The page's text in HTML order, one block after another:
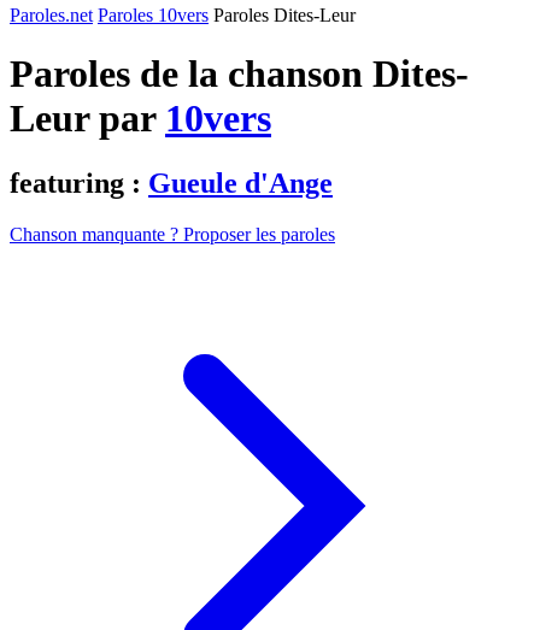
Paroles.net Paroles 10vers Paroles Dites-Leur
Paroles de la chanson Dites-
Leur par 10vers
featuring : Gueule d'Ange
Chanson manquante ? Proposer les paroles